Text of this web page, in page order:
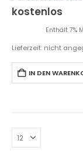
kostenlos
Enthält 7%
Lieferzeit: nicht
IN DEN